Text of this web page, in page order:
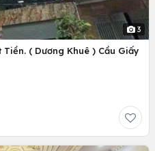
3
( Dương Khuê ) Cầu Giấy